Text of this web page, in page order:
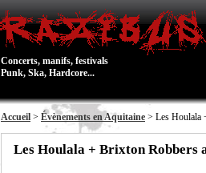
Concerts, manifs, festivals
Punk, Ska, Hardcore...
Accueil > Évènements en Aquitaine > Les Houlala
Les Houlala + Brixton Robbers